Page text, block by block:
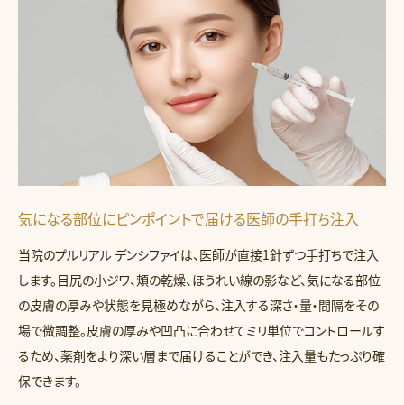
気になる部位にピンポイントで届ける医師の手打ち注入
当院のプルリアル デンシファイは、医師が直接1針ずつ手打ちで注入
します。目尻の小ジワ、頬の乾燥、ほうれい線の影など、気になる部位
の皮膚の厚みや状態を見極めながら、注入する深さ・量・間隔をその
場で微調整。皮膚の厚みや凹凸に合わせてミリ単位でコントロールす
るため、薬剤をより深い層まで届けることができ、注入量もたっぷり確
保できます。